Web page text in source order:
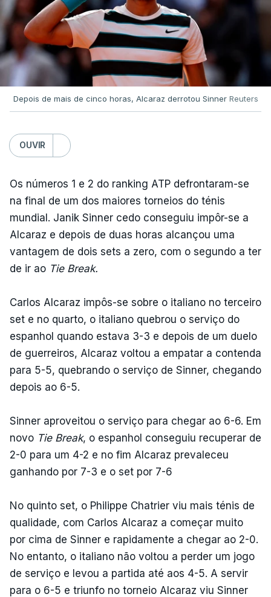
Depois de mais de cinco horas, Alcaraz derrotou Sinner Reuters
OUVIR
Os números 1 e 2 do ranking ATP defrontaram-se
na final de um dos maiores torneios do ténis
mundial. Janik Sinner cedo conseguiu impôr-se a
Alcaraz e depois de duas horas alcançou uma
vantagem de dois sets a zero, com o segundo a ter
de ir ao Tie Break.
Carlos Alcaraz impôs-se sobre o italiano no terceiro
set e no quarto, o italiano quebrou o serviço do
espanhol quando estava 3-3 e depois de um duelo
de guerreiros, Alcaraz voltou a empatar a contenda
para 5-5, quebrando o serviço de Sinner, chegando
depois ao 6-5.
Sinner aproveitou o serviço para chegar ao 6-6. Em
novo Tie Break, o espanhol conseguiu recuperar de
2-0 para um 4-2 e no fim Alcaraz prevaleceu
ganhando por 7-3 e o set por 7-6
No quinto set, o Philippe Chatrier viu mais ténis de
qualidade, com Carlos Alcaraz a começar muito
por cima de Sinner e rapidamente a chegar ao 2-0.
No entanto, o italiano não voltou a perder um jogo
de serviço e levou a partida até aos 4-5. A servir
para o 6-5 e triunfo no torneio Alcaraz viu Sinner